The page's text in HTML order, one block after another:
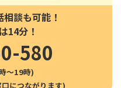
談も可能！
14分！
580
〜19時)